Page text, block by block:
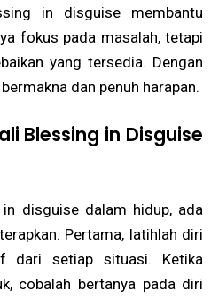
in disguise membantu
fokus pada masalah, tetapi
yang tersedia. Dengan
dan penuh harapan.
Blessing in Disguise
disguise dalam hidup, ada
Pertama, latihlah diri
dari setiap situasi. Ketika
cobalah bertanya pada diri